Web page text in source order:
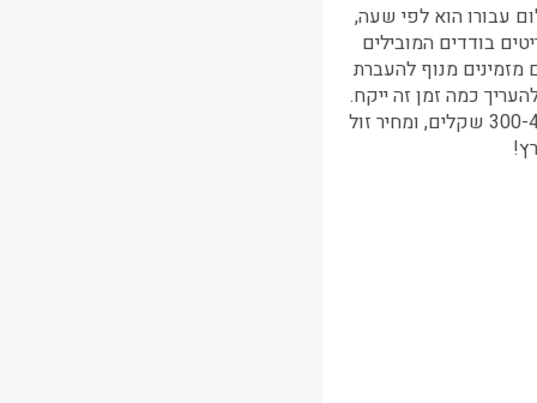
עבורו הוא לפי שעה,
בודדים המובילים
מנוף להעברת
כמה זמן זה ייקח.
שתזמינו דרכנו תשלמו 300-400 שקלים, ומחיר זול